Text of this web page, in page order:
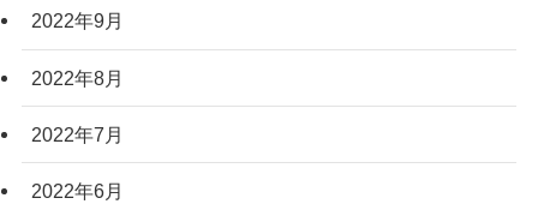
2022年9月
2022年8月
2022年7月
2022年6月